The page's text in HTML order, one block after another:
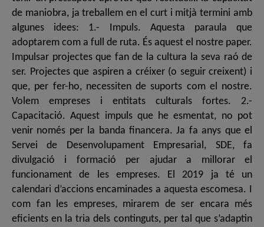
de maniobra, ja treballem en el curt i mitjà termini amb
algunes idees: 1.- Impuls. Aquesta paraula que
adoptarem com a full de ruta. És aquest el nostre paper.
Impulsar projectes que fan de la cultura la seva raó de
ser. Projectes que aspiren a créixer (o seguir creixent) i
que, per fer-ho, necessiten de suports com el nostre.
Volem empreses i entitats culturals fortes. 2.-
Capacitació. Aquest impuls que he esmentat, no pot
venir només per la banda financera. Ja fa anys que el
Servei de Desenvolupament Empresarial, SDE, fa
divulgació i formació per ajudar a millorar el
funcionament de les empreses. El 2019 ja té un
calendari d’accions encaminades a aquesta escomesa. I
com fan les empreses, mirarem de ser encara més
eficients en la tria dels continguts, per tal que s’adaptin